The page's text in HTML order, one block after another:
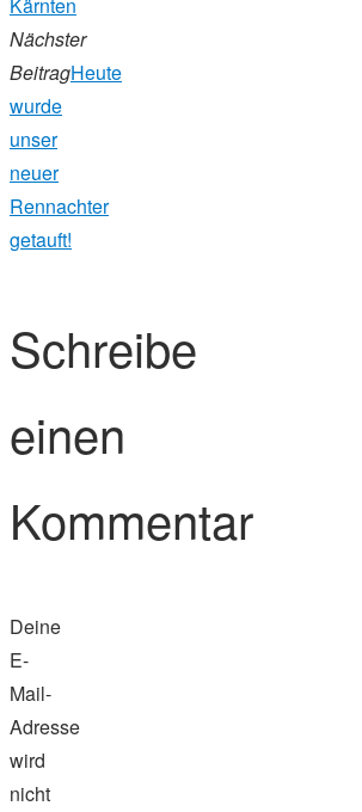
Kärnten
Nächster
BeitragHeute
wurde
unser
neuer
Rennachter
getauft!
Schreibe
einen
Kommentar
Deine
E-
Mail-
Adresse
wird
nicht